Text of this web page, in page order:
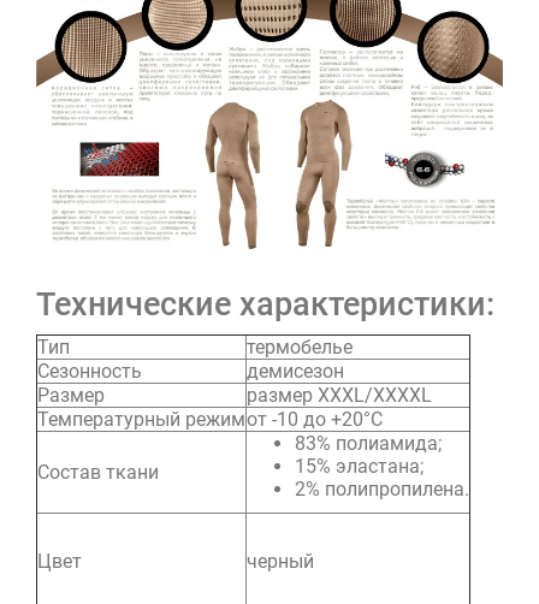
Технические характеристики:
Тип
термобелье
Сезонность
демисезон
Размер
размер XXXL/XXXXL
Температурный режимот -10 до +20°C
Состав ткани
83% полиамида;
15% эластана;
2% полипропилена.
Цвет черный